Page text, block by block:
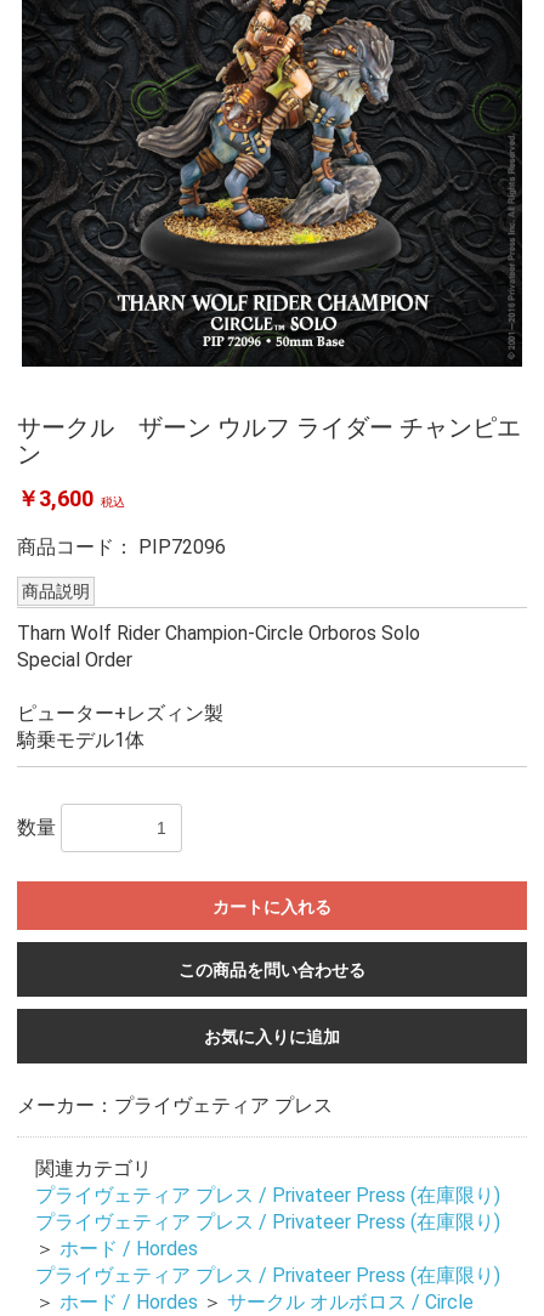
サークル ザーン ウルフ ライダー チャンピエ
ン
￥3,600 税込
商品コード： PIP72096
商品説明
Tharn Wolf Rider Champion-Circle Orboros Solo
Special Order
ピューター+レズィン製
騎乗モデル1体
数量
カートに入れる
この商品を問い合わせる
お気に入りに追加
メーカー：プライヴェティア プレス
関連カテゴリ
プライヴェティア プレス / Privateer Press (在庫限り)
プライヴェティア プレス / Privateer Press (在庫限り)
＞ ホード / Hordes
プライヴェティア プレス / Privateer Press (在庫限り)
＞ ホード / Hordes ＞ サークル オルボロス / Circle